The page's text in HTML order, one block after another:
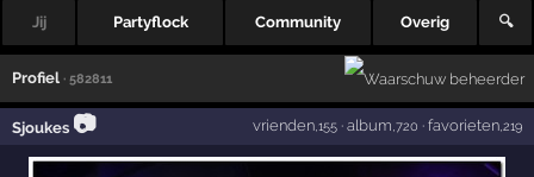
Jij Partyflock Community Overig 🔍
Profiel · 582811
Sjoukes 📷 vrienden,155· album ,720 · favorieten,219